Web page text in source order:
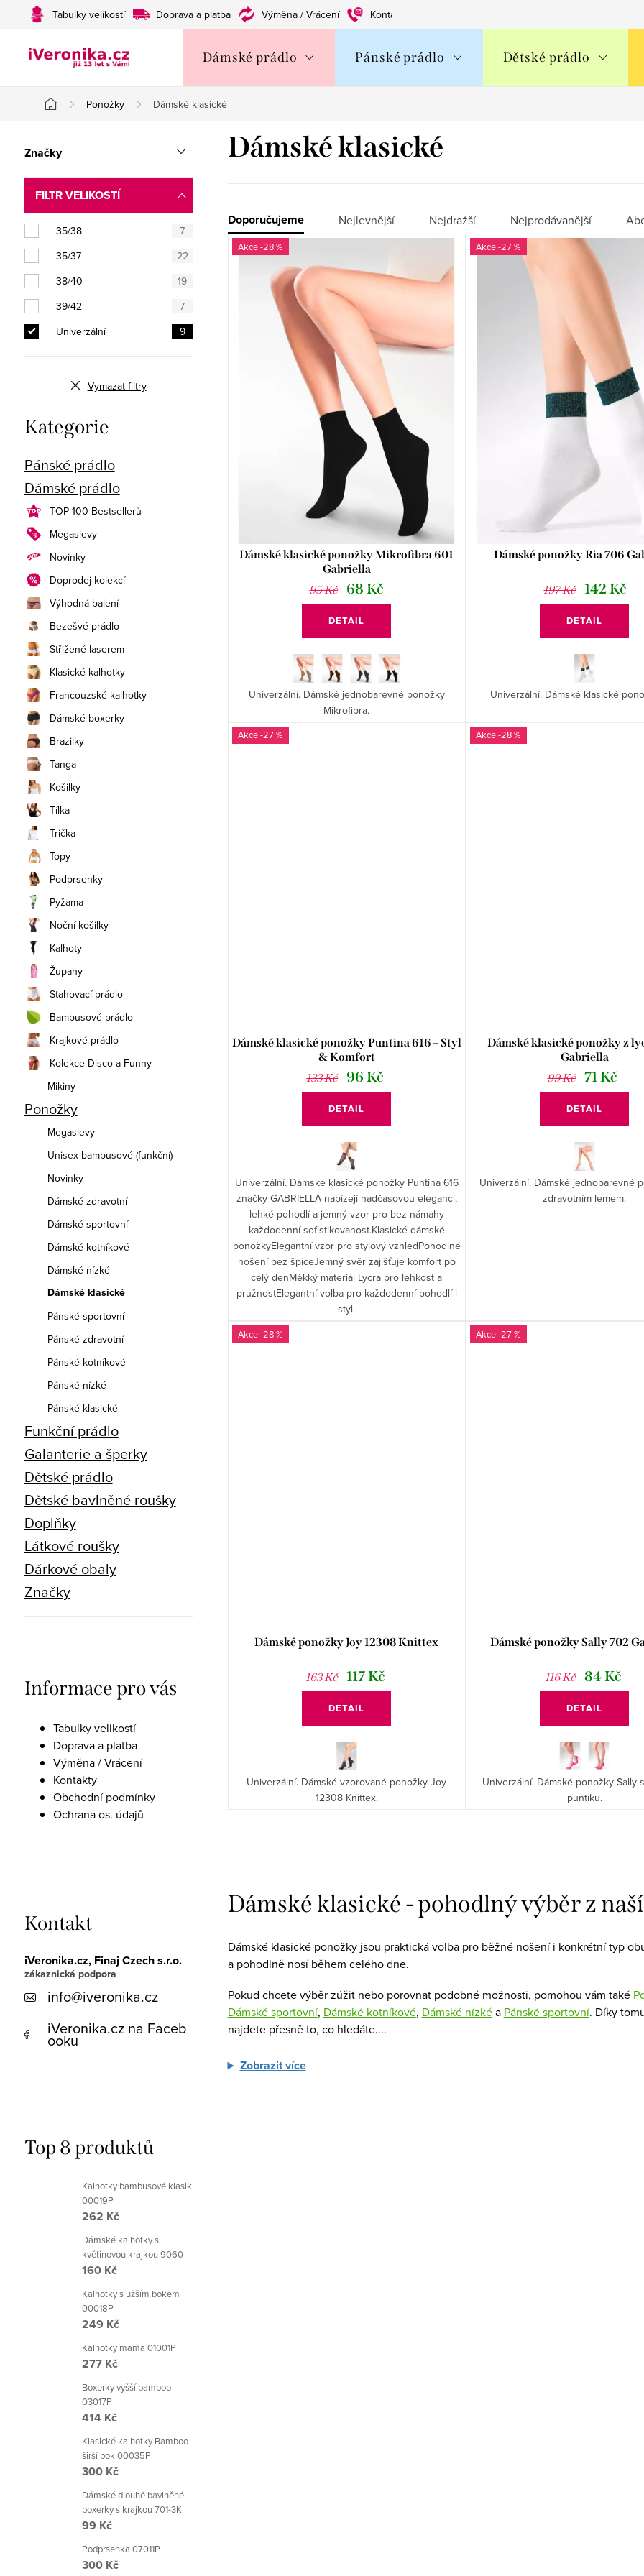
Tabulky velikostí Doprava a platba Výměna / Vrácení Kontakty
Dámské prádlo Pánské prádlo Dětské prádlo
Domů
Ponožky Dámské klasické
P
o
t
r
a
n
n
a
e
l
Značky
FILTR VELIKOSTÍ
35/38
7
35/37
22
38/40
19
39/42
7
Univerzální
9
Vymazat filtry
Přeskočit
kategorie
Kategorie
Pánské prádlo
Dámské prádlo
TOP 100 Bestsellerů
Megaslevy
Novinky
Doprodej kolekcí
Výhodná balení
Bezešvé prádlo
Střižené laserem
Klasické kalhotky
Francouzské kalhotky
Dámské boxerky
Brazilky
Tanga
Košilky
Tílka
Trička
Topy
Podprsenky
Pyžama
Noční košilky
Kalhoty
Župany
Stahovací prádlo
Bambusové prádlo
Krajkové prádlo
Kolekce Disco a Funny
Mikiny
Ponožky
Megaslevy
Unisex bambusové (funkční)
Novinky
Dámské zdravotní
Dámské sportovní
Dámské kotníkové
Dámské nízké
Dámské klasické
Pánské sportovní
Pánské zdravotní
Pánské kotníkové
Pánské nízké
Pánské klasické
Funkční prádlo
Galanterie a šperky
Dětské prádlo
Dětské bavlněné roušky
Doplňky
Látkové roušky
Dárkové obaly
Značky
Informace pro vás
Tabulky velikostí
Doprava a platba
Výměna / Vrácení
Kontakty
Obchodní podmínky
Ochrana os. údajů
Kontakt
iVeronika.cz, Finaj Czech s.r.o.
info@iveronika.cz
iVeronika.cz na Faceb
ooku
Top 8 produktů
Kalhotky bambusové klasik
00019P
262 Kč
Dámské kalhotky s
květinovou krajkou 9060
160 Kč
Kalhotky s užším bokem
00018P
249 Kč
Kalhotky mama 01001P
277 Kč
Boxerky vyšší bamboo
03017P
414 Kč
Klasické kalhotky Bamboo
širší bok 00035P
300 Kč
Dámské dlouhé bavlněné
boxerky s krajkou 701-3K
99 Kč
Podprsenka 07011P
300 Kč
Dámské klasické
Ř
a
Doporučujeme Nejlevnější Nejdražší Nejprodávanější
V
-28 %
Dámské klasické ponožky Mikrofibra 601
Gabriella
95 Kč
68 Kč
DETAIL
Univerzální. Dámské jednobarevné ponožky
Mikrofibra.
-27 %
Dámské ponožky Ria 706
197 Kč 142 Kč
DETAIL
Univerzální. Dámské klasické
-27 %
Dámské klasické ponožky Puntina 616 – Styl
& Komfort
133 Kč
96 Kč
DETAIL
Univerzální. Dámské klasické ponožky Puntina 616
značky GABRIELLA nabízejí nadčasovou eleganci,
lehké pohodlí a jemný vzor pro bez námahy
každodenní sofistikovanost.Klasické dámské
ponožkyElegantní vzor pro stylový vzhledPohodlné
nošení bez špiceJemný svěr zajišťuje komfort po
celý denMěkký materiál Lycra pro lehkost a
pružnostElegantní volba pro každodenní pohodlí i
styl.
-28 %
Dámské klasické ponožky z
Gabriella
99 Kč
71 Kč
DETAIL
Univerzální. Dámské jednobarevné
zdravotním lemem.
-28 %
Dámské ponožky Joy 12308 Knittex
163 Kč 117 Kč
DETAIL
Univerzální. Dámské vzorované ponožky Joy
12308 Knittex.
-27 %
Dámské ponožky Sally 702
116 Kč 84 Kč
DETAIL
Univerzální. Dámské ponožky Sally
puntiku.
v
l
d
c
í
r
Dámské klasické - pohodlný výběr z
Dámské klasické ponožky jsou praktická volba pro běžné nošení i konkrétní typ
a pohodlně nosí během celého dne.
Pokud chcete výběr zúžit nebo porovnat podobné možnosti, pomohou vám také
Dámské sportovní, Dámské kotníkové, Dámské nízkéa Pánské sportovní. Díky
najdete přesně to, co hledáte....
Zobrazit více